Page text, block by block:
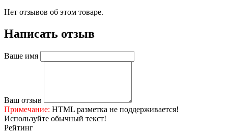
Нет отзывов об этом товаре.
Написать отзыв
Ваше имя
Ваш отзыв
Примечание: HTML разметка не поддерживается!
Используйте обычный текст!
Рейтинг